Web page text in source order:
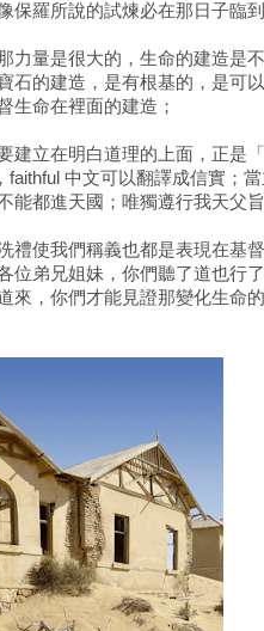
保羅所說的試煉必在那日子臨到
力量是很大的，生命的建造是
石的建造，是有根基的，是可
生命在裡面的建造；
建立在明白道理的上面，正是
faithful 中文可以翻譯成信實；
能都進天國；唯獨遵行我天父
禮使我們稱義也都是表現在基
位弟兄姐妹，你們聽了道也行
來，你們才能見證那變化生命